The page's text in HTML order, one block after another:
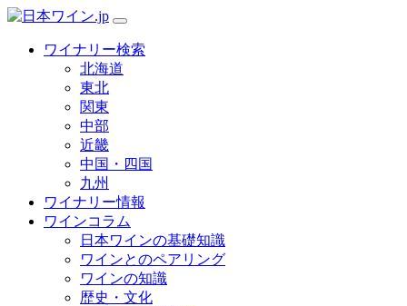
ワイナリー検索
北海道
東北
関東
中部
近畿
中国・四国
九州
ワイナリー情報
ワインコラム
日本ワインの基礎知識
ワインとのペアリング
ワインの知識
歴史・文化